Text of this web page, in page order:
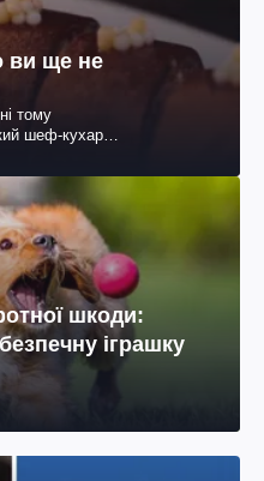
ви ще не
тому
шеф-кухар
шкоди:
іграшку